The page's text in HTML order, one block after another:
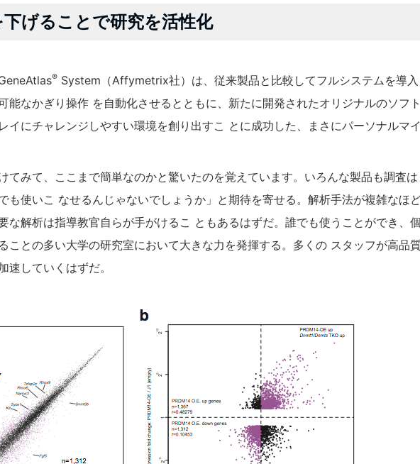
げることで研究を活性化
® System（Affymetrix社）は、従来製品と比較してフルシステムを導
能なかぎり操作 を自動化させるとともに、新たに開発されたオリジナルのソフ
イにチャレンジしやすい環境を創り出すこ とに成功した、まさにパーソナルマ
てみて、ここまで簡単なのかと驚いたのを覚えています。いろんな製品も調査
も使いこ なせるんじゃないでしょうか」と期待を寄せる。解析手法が複雑なほ
な解析は指導教官自らが手がけるこ ともあるはずだ。誰でも使うことができ、
ことの多い大学の研究室において大きな力を発揮する。多くの スタッフが高品
速していくはずだ。